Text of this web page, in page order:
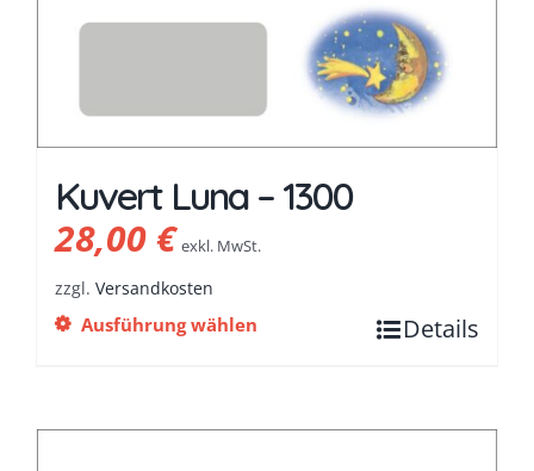
Kuvert Luna – 1300
28,00€ exkl. MwSt.
zzgl. Versandkosten
Ausführung wählen Details